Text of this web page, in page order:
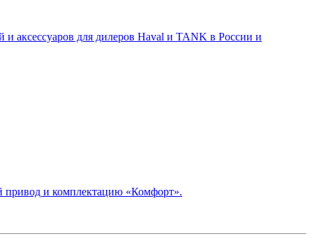
и аксессуаров для дилеров Haval и TANK в России и
привод и комплектацию «Комфорт».